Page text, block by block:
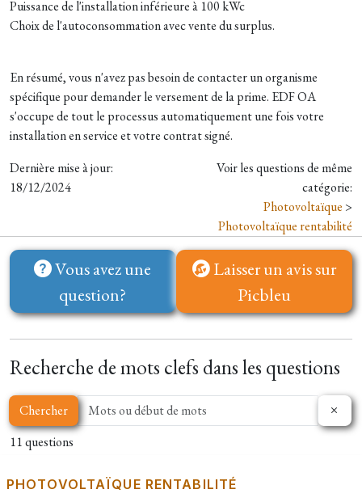
Puissance de l'installation inférieure à 100 kWc
Choix de l'autoconsommation avec vente du surplus.
En résumé, vous n'avez pas besoin de contacter un organisme
spécifique pour demander le versement de la prime. EDF OA
s'occupe de tout le processus automatiquement une fois votre
installation en service et votre contrat signé.
Dernière mise à jour:
18/12/2024
Voir les questions de même
catégorie:
Photovoltaïque >
Photovoltaïque rentabilité
Vous avez une
question?
Laisser un avis sur
Picbleu
Recherche de mots clefs dans les questions
Chercher
11 questions
PHOTOVOLTAÏQUE RENTABILITÉ